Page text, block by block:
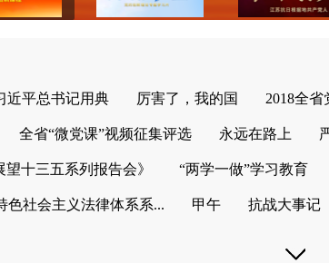
近平总书记用典 厉害了，我的国 2018全
全省“微党课”视频征集评选 永远在路上
望十三五系列报告会》 “两学一做”学习教育
色社会主义法律体系系... 甲午 抗战大事记